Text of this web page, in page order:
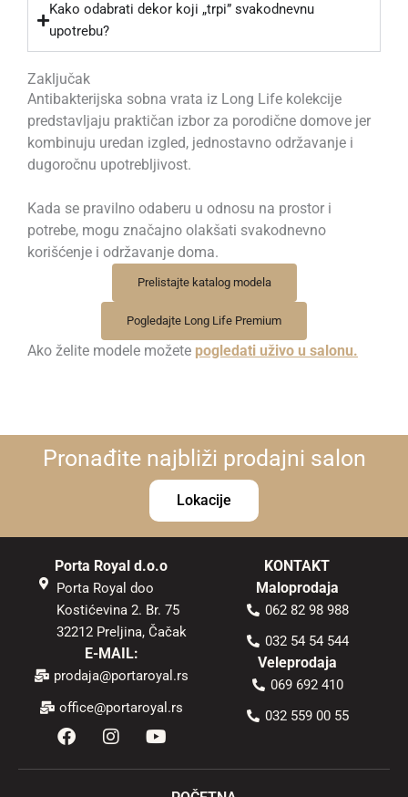
Kako odabrati dekor koji „trpi” svakodnevnu
upotrebu?
Zaključak
Antibakterijska sobna vrata iz Long Life kolekcije
predstavljaju praktičan izbor za porodične domove jer
kombinuju uredan izgled, jednostavno održavanje i
dugoročnu upotrebljivost.
Kada se pravilno odaberu u odnosu na prostor i
potrebe, mogu značajno olakšati svakodnevno
korišćenje i održavanje doma.
Prelistajte katalog modela
Pogledajte Long Life Premium
Ako želite modele možete pogledati uživo u salonu.
Pronađite najbliži prodajni salon
Lokacije
Porta Royal d.o.o
Porta Royal doo
Kostićevina 2. Br. 75
32212 Preljina, Čačak
E-MAIL:
prodaja@portaroyal.rs
office@portaroyal.rs
F
a
c
I
n
s
Y
o
u
KONTAKT
Maloprodaja
062 82 98 988
032 54 54 544
Veleprodaja
069 692 410
032 559 00 55